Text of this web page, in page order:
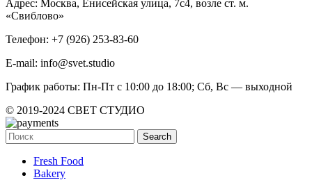
Адрес: Москва, Енисейская улица, 7с4, возле ст. м.
«Свиблово»
Телефон: +7 (926) 253-83-60
E-mail: info@svet.studio
График работы: Пн-Пт с 10:00 до 18:00; Сб, Вс — выходной
© 2019-2024 СВЕТ СТУДИО
Search
Fresh Food
Bakery